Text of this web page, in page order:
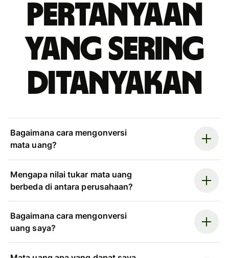
Pertanyaan
yang sering
ditanyakan
Bagaimana cara mengonversi
mata uang?
Mengapa nilai tukar mata uang
berbeda di antara perusahaan?
Bagaimana cara mengonversi
uang saya?